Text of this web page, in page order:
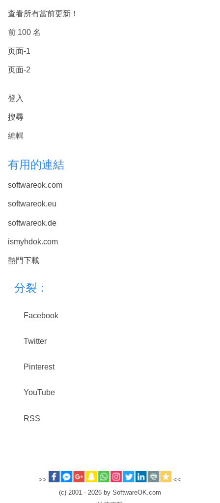
查看所有當前更新！
前 100 名
页面-1
页面-2
登入
搜尋
編輯
有用的連結
softwareok.com
softwareok.eu
softwareok.de
ismyhdok.com
熱門下載
分裂：
Facebook
Twitter
Pinterest
YouTube
RSS
>>
<<
(c) 2001 - 2026 by SoftwareOK.com